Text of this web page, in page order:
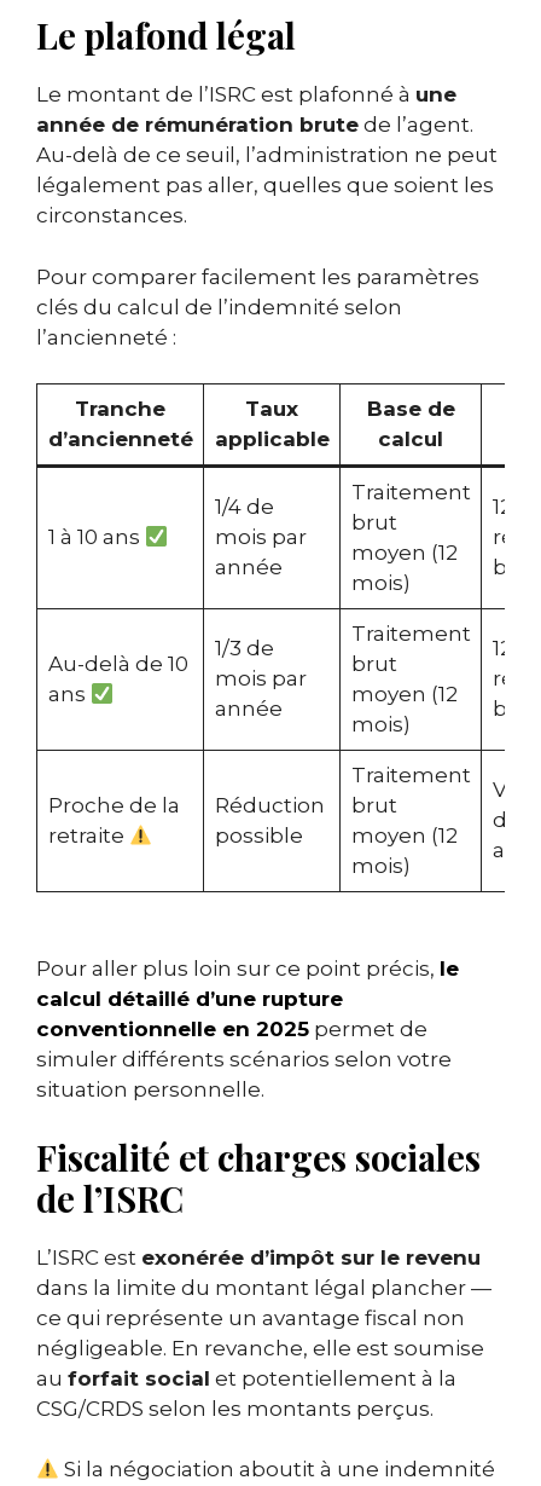
Le plafond légal
Le montant de l’ISRC est plafonné à une
année de rémunération brute de l’agent.
Au-delà de ce seuil, l’administration ne peut
légalement pas aller, quelles que soient les
circonstances.
Pour comparer facilement les paramètres
clés du calcul de l’indemnité selon
l’ancienneté :
Tranche
d’ancienneté
Taux
applicable
Base de
calcul
1 à 10 ans
1/4 de
mois par
année
Traitement
brut
moyen (12
mois)
12
Au-delà de 10
ans
1/3 de
mois par
année
Traitement
brut
moyen (12
mois)
12
Proche de la
retraite
Réduction
possible
Traitement
brut
moyen (12
mois)
Pour aller plus loin sur ce point précis, le
calcul détaillé d’une rupture
conventionnelle en 2025 permet de
simuler différents scénarios selon votre
situation personnelle.
Fiscalité et charges sociales
de l’ISRC
L’ISRC est exonérée d’impôt sur le revenu
dans la limite du montant légal plancher —
ce qui représente un avantage fiscal non
négligeable. En revanche, elle est soumise
au forfait social et potentiellement à la
CSG/CRDS selon les montants perçus.
Si la négociation aboutit à une indemnité